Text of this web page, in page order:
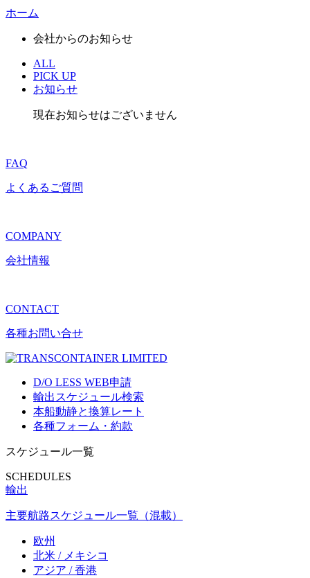
ホーム
会社からのお知らせ
ALL
PICK UP
お知らせ
現在お知らせはございません
FAQ
よくあるご質問
COMPANY
会社情報
CONTACT
各種お問い合せ
D/O LESS WEB申請
輸出スケジュール検索
本船動静と換算レート
各種フォーム・約款
スケジュール一覧
SCHEDULES
輸出
主要航路スケジュール一覧（混載）
欧州
北米 / メキシコ
アジア / 香港